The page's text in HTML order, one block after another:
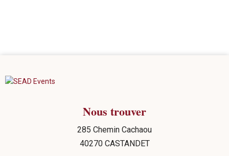
Nous trouver
285 Chemin Cachaou
40270 CASTANDET